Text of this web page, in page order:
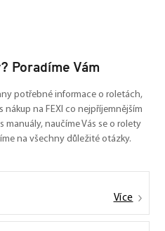
Poradíme Vám
potřebné informace o roletách,
nákup na FEXI co nejpříjemnějším
manuály, naučíme Vás se o rolety
na všechny důležité otázky.
Více